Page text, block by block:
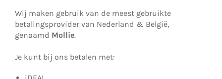
Wij maken gebruik van de meest gebruikte
betalingsprovider van Nederland & België,
genaamd Mollie.
Je kunt bij ons betalen met: